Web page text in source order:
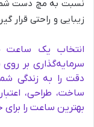
نسبت به مچ دست
زیبایی و راحتی قرار
انتخاب یک ساعت
سرمایه‌گذاری بر
دقت را به زندگی
ساخت، طراحی،
بهترین ساعت را برای